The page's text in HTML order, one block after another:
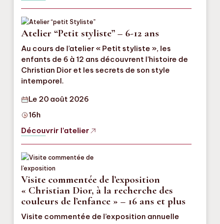
Atelier “Petit styliste” – 6-12 ans
Au cours de l’atelier « Petit styliste », les
enfants de 6 à 12 ans découvrent l’histoire de
Christian Dior et les secrets de son style
intemporel.
Le 20 août 2026
16h
Découvrir l’atelier
Visite commentée de l’exposition
« Christian Dior, à la recherche des
couleurs de l’enfance » – 16 ans et plus
Visite commentée de l’exposition annuelle